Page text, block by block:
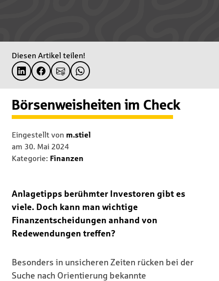
Diesen Artikel teilen!
Börsenweisheiten im Check
Eingestellt von m.stiel
am 30. Mai 2024
Kategorie: Finanzen
Anlagetipps berühmter Investoren gibt es
viele. Doch kann man wichtige
Finanzentscheidungen anhand von
Redewendungen treffen?
Besonders in unsicheren Zeiten rücken bei der
Suche nach Orientierung bekannte